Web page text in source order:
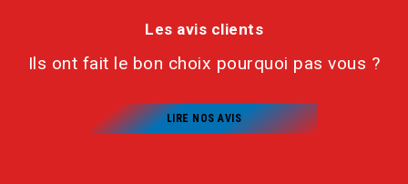
Les avis clients
Ils ont fait le bon choix pourquoi pas vous ?
LIRE NOS AVIS